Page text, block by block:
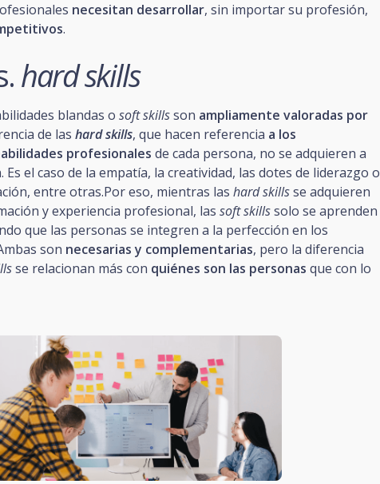
necesitan desarrollar, sin importar su profesión,
.
hard skills
blandas o soft skillsson ampliamente valoradas por
de las hard skills, que hacen referencia a los
profesionales de cada persona, no se adquieren a
el caso de la empatía, la creatividad, las dotes de liderazgo o
entre otras.Por eso, mientras las hard skillsse adquieren
y experiencia profesional, las soft skillssolo se aprenden
que las personas se integren a la perfección en los
son necesarias y complementarias, pero la diferencia
se relacionan más con quiénes son las personas que con lo